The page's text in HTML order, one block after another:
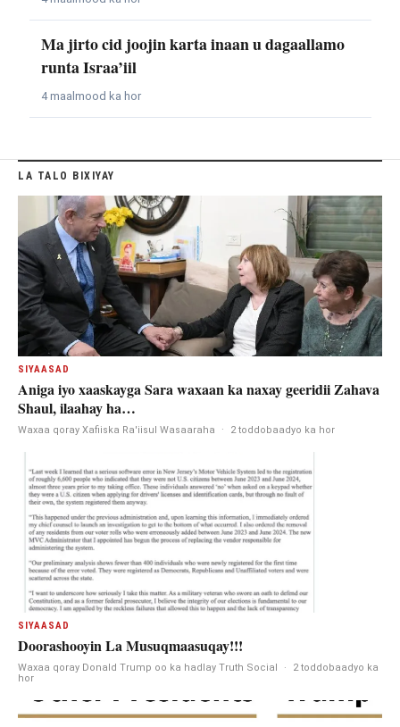
Ma jirto cid joojin karta inaan u dagaallamo
runta Israa’iil
4 maalmood ka hor
LA TALO BIXIYAY
SIYAASAD
Aniga iyo xaaskayga Sara waxaan ka naxay geeridii Zahava
Shaul, ilaahay ha…
Waxaa qoray Xafiiska Ra'iisul Wasaaraha · 2 toddobaadyo ka hor
SIYAASAD
Doorashooyin La Musuqmaasuqay!!!
Waxaa qoray Donald Trump oo ka hadlay Truth Social ·
2 toddobaadyo ka
hor